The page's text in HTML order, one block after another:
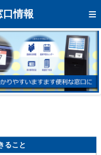
口情報
ること